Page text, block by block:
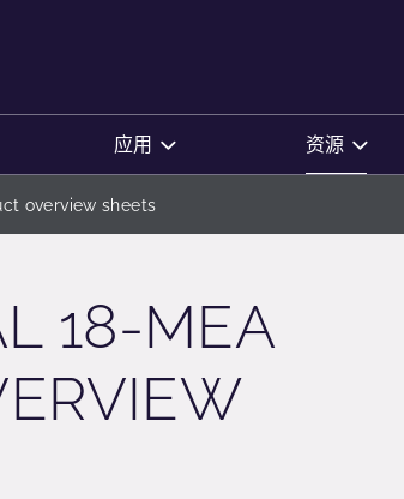
应用 资源
overview sheets
18-MEA